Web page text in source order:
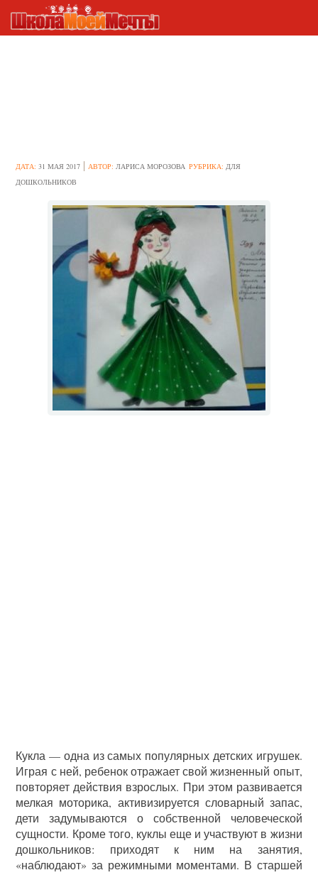
ДАТА:31 МАЯ 2017 АВТОР:ЛАРИСА МОРОЗОВА РУБРИКА:ДЛЯ
ДОШКОЛЬНИКОВ
Кукла — одна из самых популярных детских игрушек.
Играя с ней, ребенок отражает свой жизненный опыт,
повторяет действия взрослых. При этом развивается
мелкая моторика, активизируется словарный запас,
дети задумываются о собственной человеческой
сущности. Кроме того, куклы еще и участвуют в жизни
дошкольников: приходят к ним на занятия,
«наблюдают» за режимными моментами. В старшей